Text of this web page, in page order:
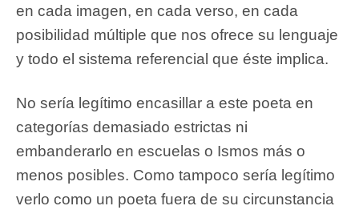
en cada imagen, en cada verso, en cada
posibilidad múltiple que nos ofrece su lenguaje
y todo el sistema referencial que éste implica.
No sería legítimo encasillar a este poeta en
categorías demasiado estrictas ni
embanderarlo en escuelas o Ismos más o
menos posibles. Como tampoco sería legítimo
verlo como un poeta fuera de su circunstancia